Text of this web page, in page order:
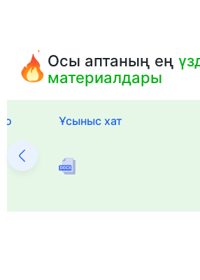
Осы аптаның ең
материалдары
Ұсыныс хат